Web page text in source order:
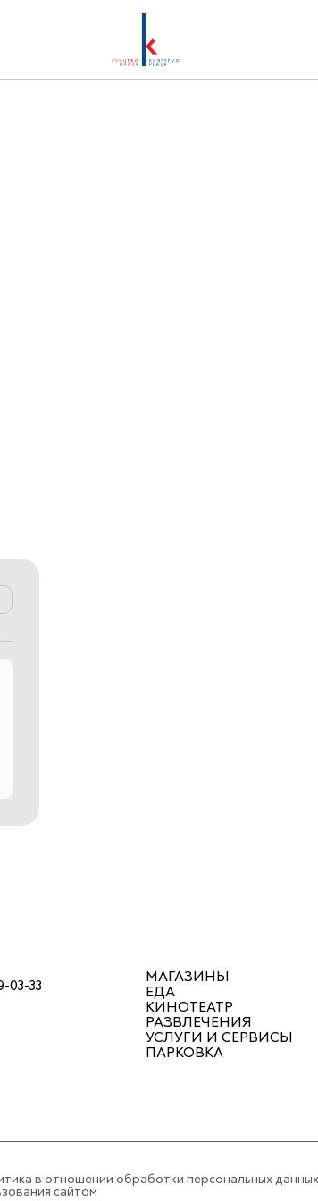
03-33
МАГАЗИНЫ
ЕДА
КИНОТЕАТР
РАЗВЛЕЧЕНИЯ
УСЛУГИ И СЕРВИСЫ
ПАРКОВКА
в отношении обработки персональных
сайтом